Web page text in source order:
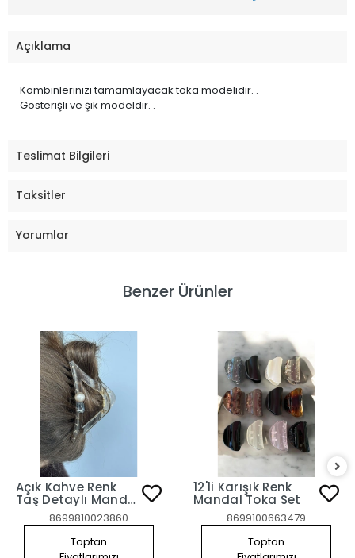
Açıklama
Kombinlerinizi tamamlayacak toka modelidir. .
Gösterişli ve şık modeldir. .
Teslimat Bilgileri
Taksitler
Yorumlar
Benzer Ürünler
Açık Kahve Renk
Taş Detaylı Mandal
Toka
8699810023860
Toptan
12'li Karışık Renk
Mandal Toka Set
8699100663479
Toptan